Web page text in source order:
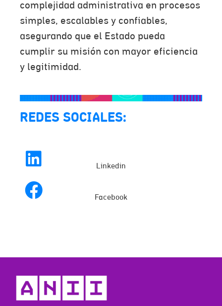
complejidad administrativa en procesos
simples, escalables y confiables,
asegurando que el Estado pueda
cumplir su misión con mayor eficiencia
y legitimidad.
REDES SOCIALES:
Linkedin
Facebook